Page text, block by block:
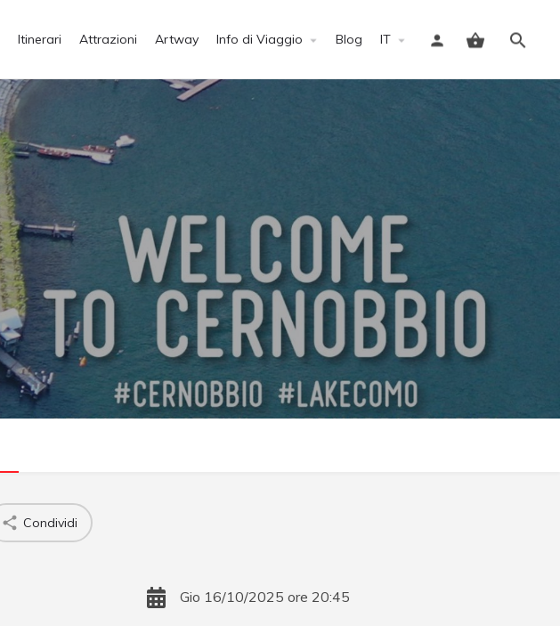
Itinerari Attrazioni Artway Info di Viaggio Blog IT
Accedi
Condividi
Gio 16/10/2025 ore 20:45